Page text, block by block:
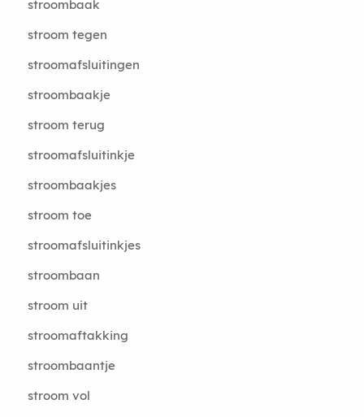
stroombaak
stroom tegen
stroomafsluitingen
stroombaakje
stroom terug
stroomafsluitinkje
stroombaakjes
stroom toe
stroomafsluitinkjes
stroombaan
stroom uit
stroomaftakking
stroombaantje
stroom vol